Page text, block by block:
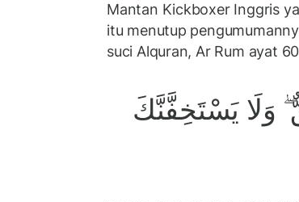
Mantan Kickboxer Inggris
itu menutup
suci Alquran, Ar Rum ayat
وَلَا يَسْتَخِفَّنَّكَ